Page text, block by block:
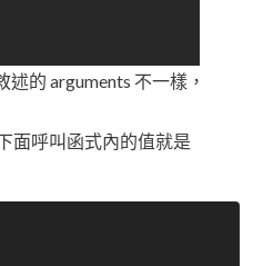
的 arguments 不一樣，
面呼叫函式內的值就是